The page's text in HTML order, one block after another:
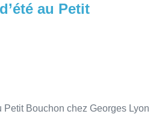
au Petit
Petit Bouchon chez Georges Lyon